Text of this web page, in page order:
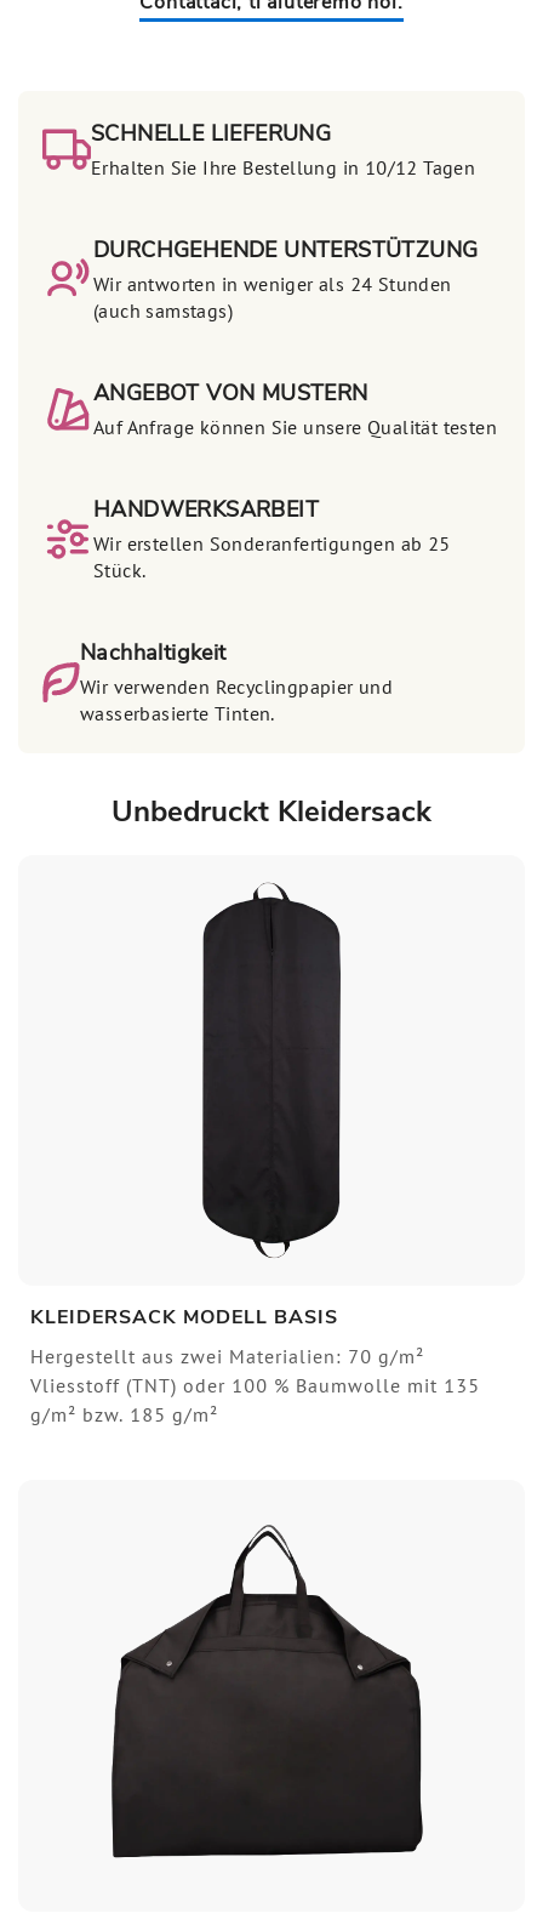
SCHNELLE LIEFERUNG
Erhalten Sie Ihre Bestellung in 10/12 Tagen
DURCHGEHENDE UNTERSTÜTZUNG
Wir antworten in weniger als 24 Stunden
(auch samstags)
ANGEBOT VON MUSTERN
Auf Anfrage können Sie unsere Qualität testen
HANDWERKSARBEIT
Wir erstellen Sonderanfertigungen ab 25
Stück.
Nachhaltigkeit
Wir verwenden Recyclingpapier und
wasserbasierte Tinten.
Unbedruckt Kleidersack
KLEIDERSACK MODELL BASIS
Hergestellt aus zwei Materialien: 70 g/m²
Vliesstoff (TNT) oder 100 % Baumwolle mit 135
g/m² bzw. 185 g/m²